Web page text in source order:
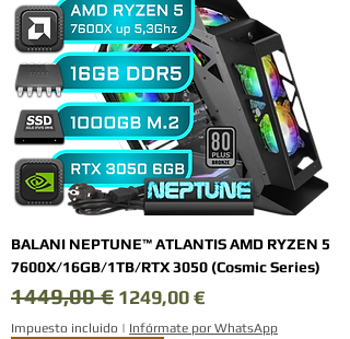
BALANI NEPTUNE™ ATLANTIS AMD RYZEN 5
7600X/16GB/1TB/RTX 3050 (Cosmic Series)
Precio
1449,00 € Precio de oferta
1249,00 €
Impuesto incluido | Infórmate por WhatsApp